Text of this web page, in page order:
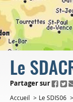
Le
Partager sur
Accueil Le SDIS06